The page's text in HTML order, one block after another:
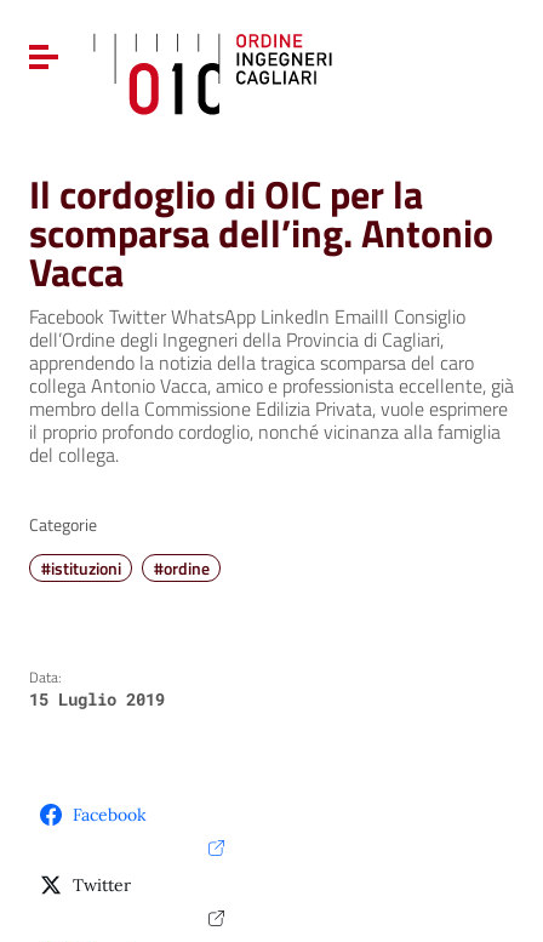
Vai al menu di navigazione
Vai al footer
Attiva / disattiva la navigazione
Il cordoglio di OIC per la
scomparsa dell’ing. Antonio
Vacca
Facebook Twitter WhatsApp LinkedIn EmailIl Consiglio
dell’Ordine degli Ingegneri della Provincia di Cagliari,
apprendendo la notizia della tragica scomparsa del caro
collega Antonio Vacca, amico e professionista eccellente, già
membro della Commissione Edilizia Privata, vuole esprimere
il proprio profondo cordoglio, nonché vicinanza alla famiglia
del collega.
Categorie
#istituzioni
#ordine
Data:
15 Luglio 2019
Facebook
Twitter